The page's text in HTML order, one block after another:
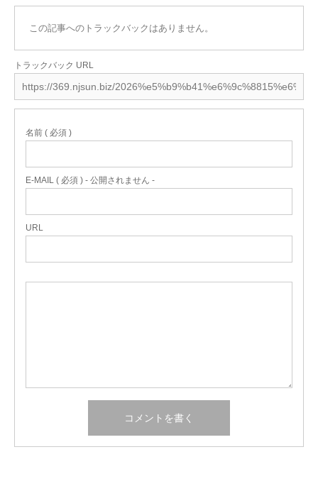
この記事へのトラックバックはありません。
トラックバック URL
名前 ( 必須 )
E-MAIL ( 必須 ) - 公開されません -
URL